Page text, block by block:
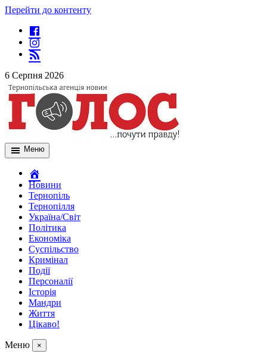
Перейти до контенту
6 Серпня 2026
Меню
Новини
Тернопіль
Тернопілля
Україна/Світ
Політика
Економіка
Суспільство
Кримінал
Події
Персоналії
Історія
Мандри
Життя
Цікаво!
Меню ×